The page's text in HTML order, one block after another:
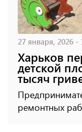
27 января, 2026 -
Харьков
детской
тысяч
ремонтных